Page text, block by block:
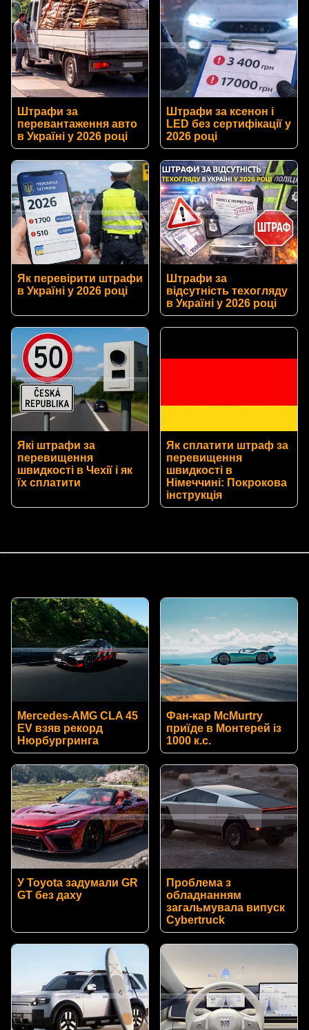
Штрафи за
перевантаження авто
в Україні у 2026 році
Штрафи за ксенон і
LED без сертифікації у
2026 році
Як перевірити штрафи
в Україні у 2026 році
Штрафи за
відсутність техогляду
в Україні у 2026 році
Які штрафи за
перевищення
швидкості в Чехії і як
їх сплатити
Як сплатити штраф за
перевищення
швидкості в
Німеччині: Покрокова
інструкція
Mercedes-AMG CLA 45
EV взяв рекорд
Нюрбургринга
Фан-кар McMurtry
приїде в Монтерей із
1000 к.с.
У Toyota задумали GR
GT без даху
Проблема з
обладнанням
загальмувала випуск
Cybertruck